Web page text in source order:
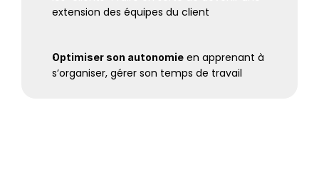
extension des équipes du client
Optimiser son autonomie en apprenant à
s’organiser, gérer son temps de travail